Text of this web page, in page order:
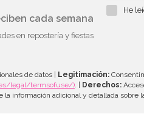
cada semana
en repostería y fiestas
He
de datos | Legitimación:
legal/termsofuse/) . | Derechos:
la información adicional y detallada sobre